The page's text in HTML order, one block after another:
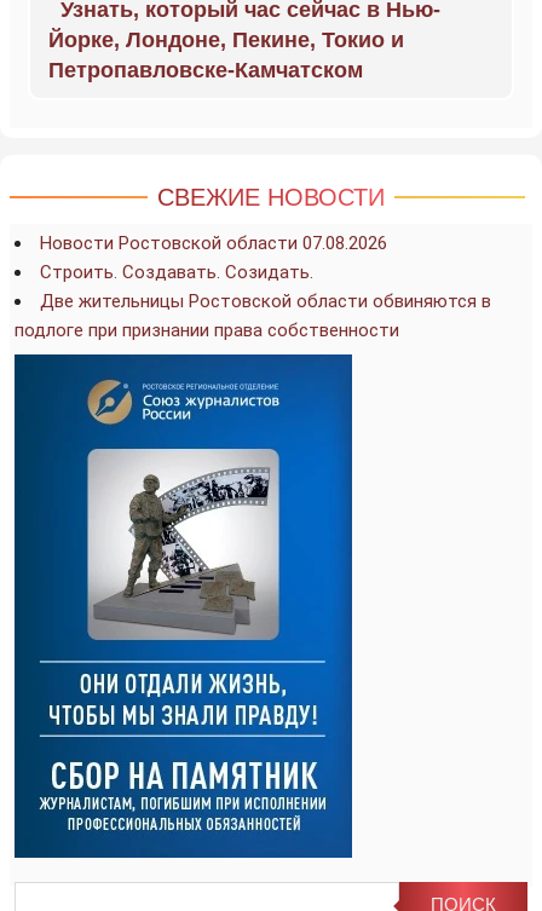
Узнать, который час сейчас в Нью-
Йорке, Лондоне, Пекине, Токио и
Петропавловске-Камчатском
СВЕЖИЕ НОВОСТИ
Новости Ростовской области 07.08.2026
Строить. Создавать. Созидать.
Две жительницы Ростовской области обвиняются в
подлоге при признании права собственности